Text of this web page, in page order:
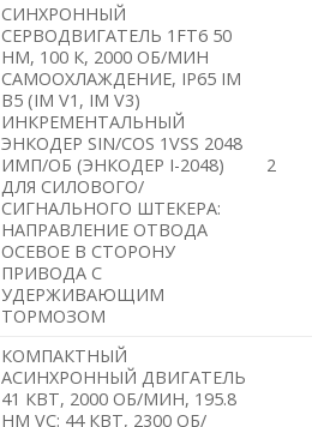
СИНХРОННЫЙ
СЕРВОДВИГАТЕЛЬ 1FT6 50
HM, 100 К, 2000 ОБ/МИН
САМООХЛАЖДЕНИЕ, IP65 IM
B5 (IM V1, IM V3)
ИНКРЕМЕНТАЛЬНЫЙ
ЭНКОДЕР SIN/COS 1VSS 2048
ИМП/ОБ (ЭНКОДЕР I-2048)
ДЛЯ СИЛОВОГО/
СИГНАЛЬНОГО ШТЕКЕРА:
НАПРАВЛЕНИЕ ОТВОДА
ОСЕВОЕ В СТОРОНУ
ПРИВОДА С
УДЕРЖИВАЮЩИМ
ТОРМОЗОМ
2
КОМПАКТНЫЙ
АСИНХРОННЫЙ ДВИГАТЕЛЬ
41 КВТ, 2000 ОБ/МИН, 195.8
HM VC: 44 КВТ, 2300 ОБ/